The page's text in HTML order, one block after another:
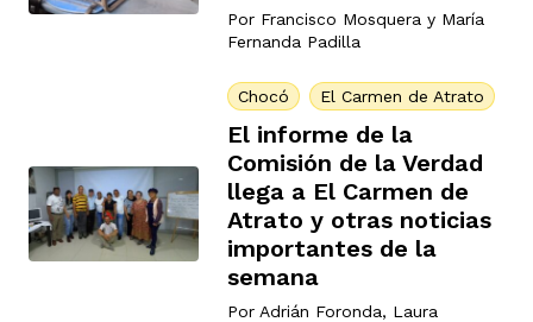
Por Francisco Mosquera y María
Fernanda Padilla
Chocó El Carmen de Atrato
El informe de la
Comisión de la Verdad
llega a El Carmen de
Atrato y otras noticias
importantes de la
semana
Por Adrián Foronda, Laura